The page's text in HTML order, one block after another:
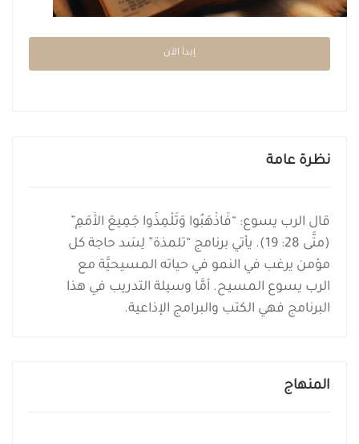
نظرة عامة
قال الرب يسوع: “فَاذْهَبُوا وَتَلْمِذُوا جَمِيعَ الأُمَمِ”
(متَّى 28: 19). يأتي برنامج “تلمذة” لِسَد حاجة كل
مؤمن يرغب في النمو في حياته المسيحيَّة مع
الرب يسوع المسيح. أمَّا وسيلة التدريب في هذا
البرنامج فهي الكتب والبرامج الإذاعية.
المنهاج
إبدأ الآن